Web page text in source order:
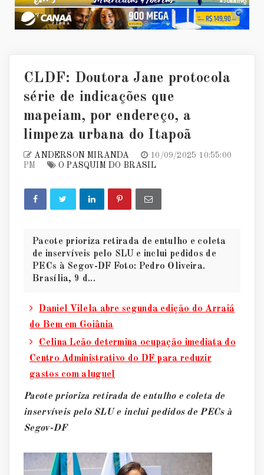
CLDF: Doutora Jane protocola
série de indicações que
mapeiam, por endereço, a
limpeza urbana do Itapoã
ANDERSON MIRANDA
10/09/2025 10:55:00
PM
O PASQUIM DO BRASIL
Pacote prioriza retirada de entulho e coleta
de inservíveis pelo SLU e inclui pedidos de
PECs à Segov-DF Foto: Pedro Oliveira.
Brasília, 9 d...
Daniel Vilela abre segunda edição do Arraiá
do Bem em Goiânia
Celina Leão determina ocupação imediata do
Centro Administrativo do DF para reduzir
gastos com aluguel
Pacote prioriza retirada de entulho e coleta de
inservíveis pelo SLU e inclui pedidos de PECs à
Segov-DF